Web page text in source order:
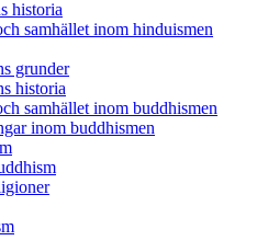
historia
samhället inom hinduismen
grunder
historia
samhället inom buddhismen
inom buddhismen